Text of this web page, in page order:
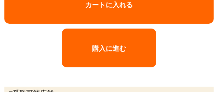
カートに入れる
購入に進む